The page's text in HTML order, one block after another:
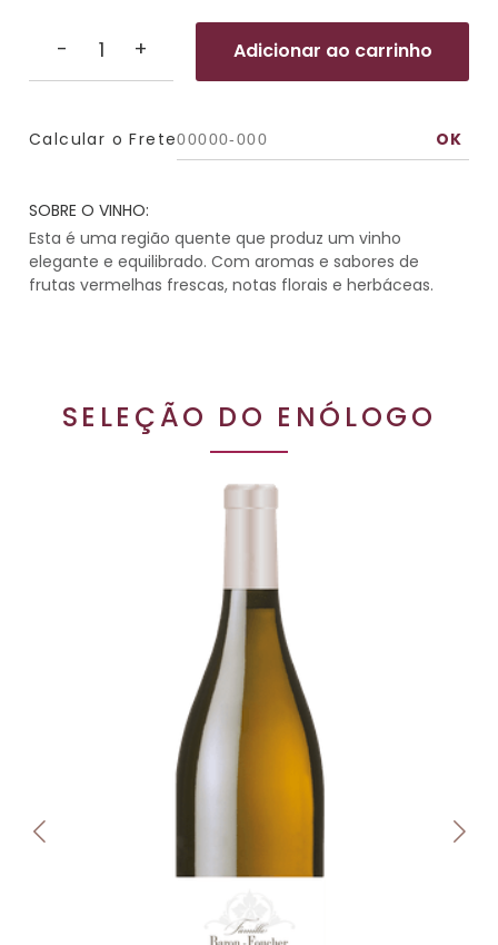
- + Adicionar ao carrinho
Calcular o Frete
SOBRE O VINHO:
Esta é uma região quente que produz um vinho
elegante e equilibrado. Com aromas e sabores de
frutas vermelhas frescas, notas florais e herbáceas.
SELEÇÃO DO ENÓLOGO